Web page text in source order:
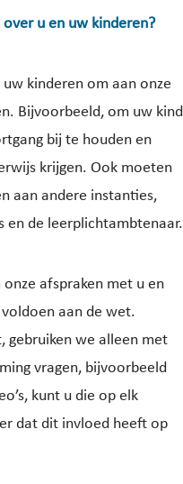
u en uw kinderen?
kinderen om aan onze
Bijvoorbeeld, om uw kind
bij te houden en
krijgen. Ook moeten
aan andere instanties,
en de leerplichtambtenaar.
afspraken met u en
aan de wet.
gebruiken we alleen met
vragen, bijvoorbeeld
kunt u die op elk
dat dit invloed heeft op